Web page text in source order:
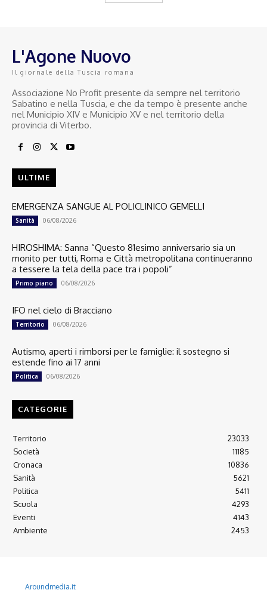
L'Agone Nuovo
Il giornale della Tuscia romana
Associazione No Profit presente da sempre nel territorio
Sabatino e nella Tuscia, e che da tempo è presente anche
nel Municipio XIV e Municipio XV e nel territorio della
provincia di Viterbo.
ULTIME
EMERGENZA SANGUE AL POLICLINICO GEMELLI
Sanità 06/08/2026
HIROSHIMA: Sanna “Questo 81esimo anniversario sia un
monito per tutti, Roma e Città metropolitana continueranno
a tessere la tela della pace tra i popoli”
Primo piano 06/08/2026
IFO nel cielo di Bracciano
Territorio 06/08/2026
Autismo, aperti i rimborsi per le famiglie: il sostegno si
estende fino ai 17 anni
Politica 06/08/2026
CATEGORIE
Territorio
23033
Società
11185
Cronaca
10836
Sanità
5621
Politica
5411
Scuola
4293
Eventi
4143
Ambiente
2453
Aroundmedia.it